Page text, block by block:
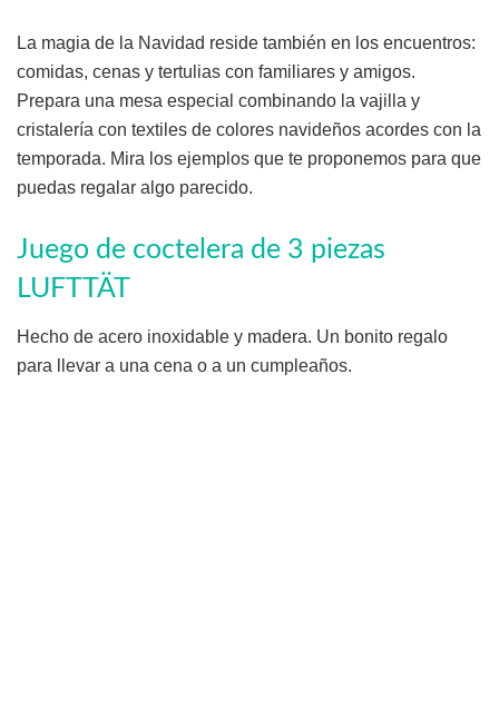
La magia de la Navidad reside también en los encuentros:
comidas, cenas y tertulias con familiares y amigos.
Prepara una mesa especial combinando la vajilla y
cristalería con textiles de colores navideños acordes con la
temporada. Mira los ejemplos que te proponemos para que
puedas regalar algo parecido.
Juego de coctelera de 3 piezas
LUFTTÄT
Hecho de acero inoxidable y madera. Un bonito regalo
para llevar a una cena o a un cumpleaños.